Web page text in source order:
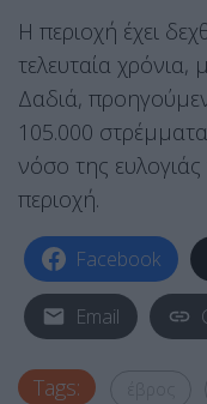
Η περιοχή έχει
τελευταία χρόνια,
Δαδιά,
105.000
νόσο της
περιοχή.
Facebook
Email
Tags: